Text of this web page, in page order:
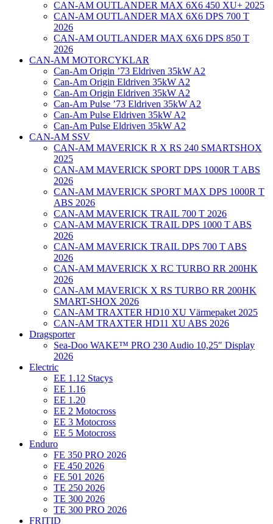
CAN-AM OUTLANDER MAX 6X6 450 XU+ 2025
CAN-AM OUTLANDER MAX 6X6 DPS 700 T
2026
CAN-AM OUTLANDER MAX 6X6 DPS 850 T
2026
CAN-AM MOTORCYKLAR
Can-Am Origin ’73 Eldriven 35kW A2
Can-Am Origin Eldriven 35kW A2
Can-Am Origin Eldriven 35kW A2
Can-Am Pulse ’73 Eldriven 35kW A2
Can-Am Pulse Eldriven 35kW A2
Can-Am Pulse Eldriven 35kW A2
CAN-AM SSV
CAN-AM MAVERICK R X RS 240 SMARTSHOX
2025
CAN-AM MAVERICK SPORT DPS 1000R T ABS
2026
CAN-AM MAVERICK SPORT MAX DPS 1000R T
ABS 2026
CAN-AM MAVERICK TRAIL 700 T 2026
CAN-AM MAVERICK TRAIL DPS 1000 T ABS
2026
CAN-AM MAVERICK TRAIL DPS 700 T ABS
2026
CAN-AM MAVERICK X RC TURBO RR 200HK
2026
CAN-AM MAVERICK X RS TURBO RR 200HK
SMART-SHOX 2026
CAN-AM TRAXTER HD10 XU Värmepaket 2025
CAN-AM TRAXTER HD11 XU ABS 2026
Dragsporter
Sea-Doo WAKE™ PRO 230 Audio 10,25″ Display
2026
Electric
EE 1.12 Stacys
EE 1.16
EE 1.20
EE 2 Motocross
EE 3 Motocross
EE 5 Motocross
Enduro
FE 350 PRO 2026
FE 450 2026
FE 501 2026
TE 250 2026
TE 300 2026
TE 300 PRO 2026
FRITID